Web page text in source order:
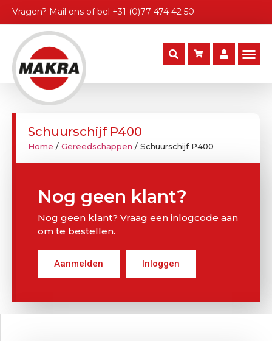
Vragen? Mail ons of bel +31 (0)77 474 42 50
Schuurschijf P400
Home / Gereedschappen / Schuurschijf P400
Nog geen klant?
Nog geen klant? Vraag een inlogcode aan
om te bestellen.
Aanmelden Inloggen